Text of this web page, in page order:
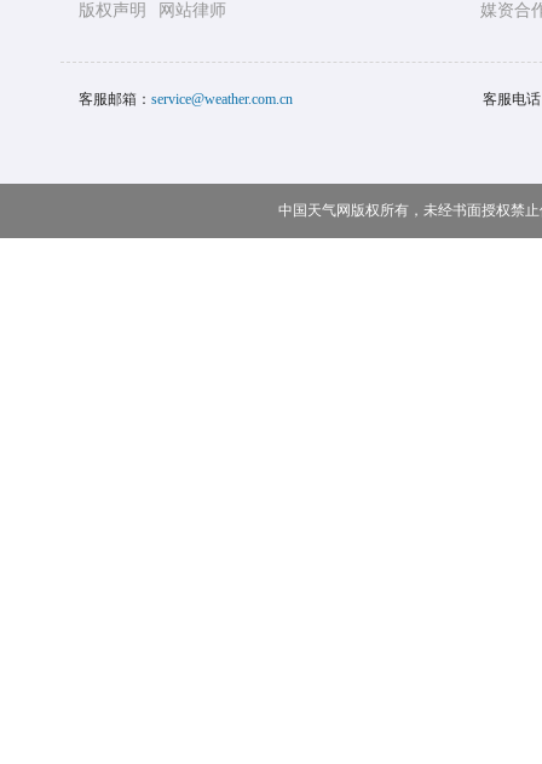
版权声明
网站律师
媒资合
客服邮箱： service@weather.com.cn 客服电
中国天气网版权所有，未经书面授权